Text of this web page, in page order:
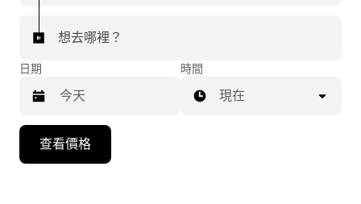
想去哪裡？
日期
下
時間
現在
查看價格